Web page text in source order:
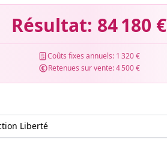
Résultat: 84 180 €
Coûts fixes annuels: 1 320 €
Retenues sur vente:4 500 €